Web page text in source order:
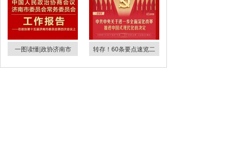
一图读懂|政协济南市 转存！60条要点速览二